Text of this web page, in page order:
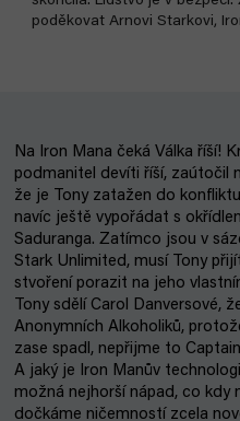
poděkovat Arnovi Starkovi,
Na Iron Mana čeká Válka říší!
podmanitel devíti říší, zaútočil
že je Tony zatažen do
navíc ještě vypořádat s
Saduranga. Zatímco jsou v
Stark Unlimited, musí Tony
stvoření porazit na jeho
Tony sdělí Carol Danversové,
Anonymních Alkoholiků,
zase spadl, nepřijme to
A jaký je Iron Manův
možná nejhorší nápad, co kdy
dočkáme ničemností zcela